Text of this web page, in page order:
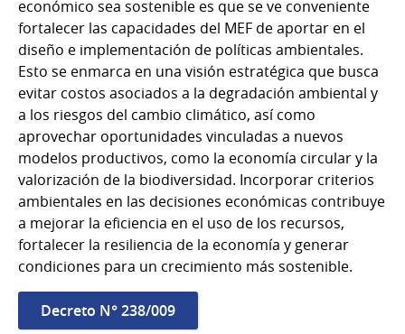
económico sea sostenible es que se ve conveniente
fortalecer las capacidades del MEF de aportar en el
diseño e implementación de políticas ambientales.
Esto se enmarca en una visión estratégica que busca
evitar costos asociados a la degradación ambiental y
a los riesgos del cambio climático, así como
aprovechar oportunidades vinculadas a nuevos
modelos productivos, como la economía circular y la
valorización de la biodiversidad. Incorporar criterios
ambientales en las decisiones económicas contribuye
a mejorar la eficiencia en el uso de los recursos,
fortalecer la resiliencia de la economía y generar
condiciones para un crecimiento más sostenible.
Decreto N° 238/009